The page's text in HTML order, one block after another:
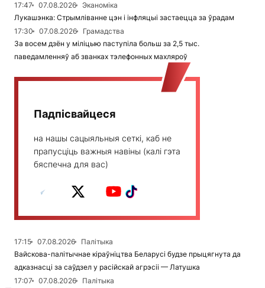
17:47
07.08.2026
Эканоміка
Лукашэнка: Стрымліванне цэн і інфляцыі застаецца за ўрадам
17:30
07.08.2026
Грамадства
За восем дзён у міліцыю паступіла больш за 2,5 тыс.
паведамленняў аб званках тэлефонных махляроў
Падпісвайцеся
на нашы сацыяльныя сеткі, каб не
прапусціць важныя навіны (калі гэта
бяспечна для вас)
17:15 07.08.2026
Палітыка
Вайскова-палітычнае кіраўніцтва Беларусі будзе прыцягнута да
адказнасці за саўдзел у расійскай агрэсіі — Латушка
17:07
07.08.2026
Палітыка